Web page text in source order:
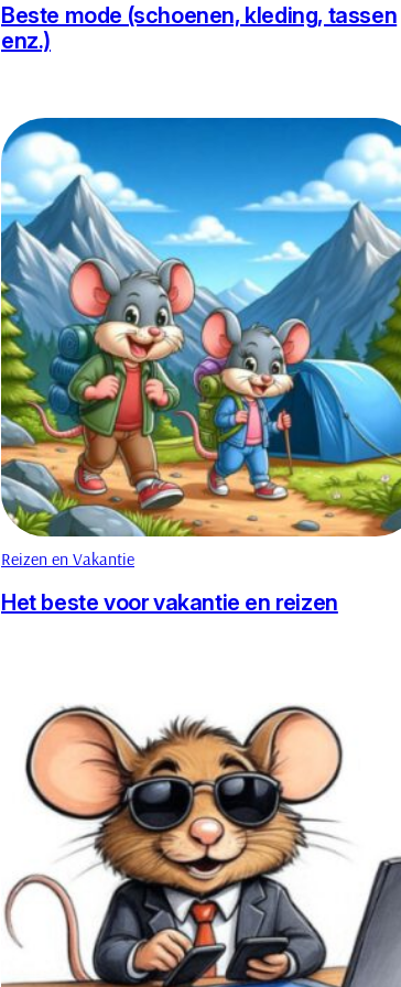
Beste mode (schoenen, kleding, tassen
enz.)
Reizen en Vakantie
Het beste voor vakantie en reizen